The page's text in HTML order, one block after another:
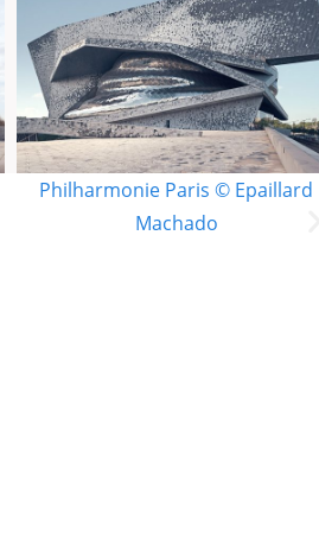
Philharmonie Paris © Epaillard
Machado